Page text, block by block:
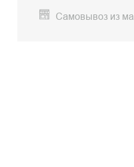
Самовывоз из